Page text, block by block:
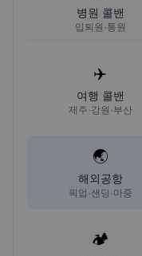
병원 콜밴
입퇴원·통원
✈️
여행 콜밴
제주·강원·부산
🌏
해외공항
픽업·샌딩·마중
🏕️